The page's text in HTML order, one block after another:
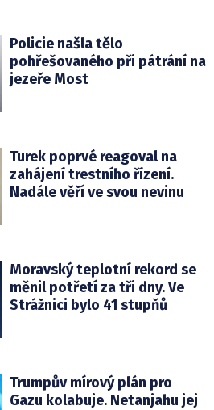
Policie našla tělo
pohřešovaného při pátrání na
jezeře Most
Turek poprvé reagoval na
zahájení trestního řízení.
Nadále věří ve svou nevinu
Moravský teplotní rekord se
měnil potřetí za tři dny. Ve
Strážnici bylo 41 stupňů
Trumpův mírový plán pro
Gazu kolabuje. Netanjahu jej